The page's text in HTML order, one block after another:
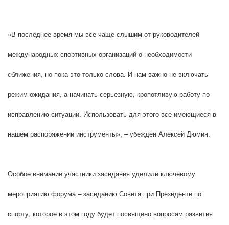
«В последнее время мы все чаще слышим от руководителей
международных спортивных организаций о необходимости
сближения, но пока это только слова. И нам важно не включать
режим ожидания, а начинать серьезную, кропотливую работу по
исправлению ситуации. Использовать для этого все имеющиеся в
нашем распоряжении инструменты», – убежден Алексей Дюмин.
Особое внимание участники заседания уделили ключевому
мероприятию форума – заседанию Совета при Президенте по
спорту, которое в этом году будет посвящено вопросам развития